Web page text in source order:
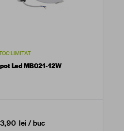
LIMITAT
Led MB021-12W
lei/ buc